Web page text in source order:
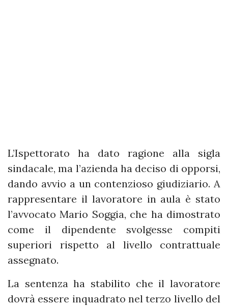
L’Ispettorato ha dato ragione alla sigla
sindacale, ma l’azienda ha deciso di opporsi,
dando avvio a un contenzioso giudiziario. A
rappresentare il lavoratore in aula è stato
l’avvocato Mario Soggia, che ha dimostrato
come il dipendente svolgesse compiti
superiori rispetto al livello contrattuale
assegnato.
La sentenza ha stabilito che il lavoratore
dovrà essere inquadrato nel terzo livello del